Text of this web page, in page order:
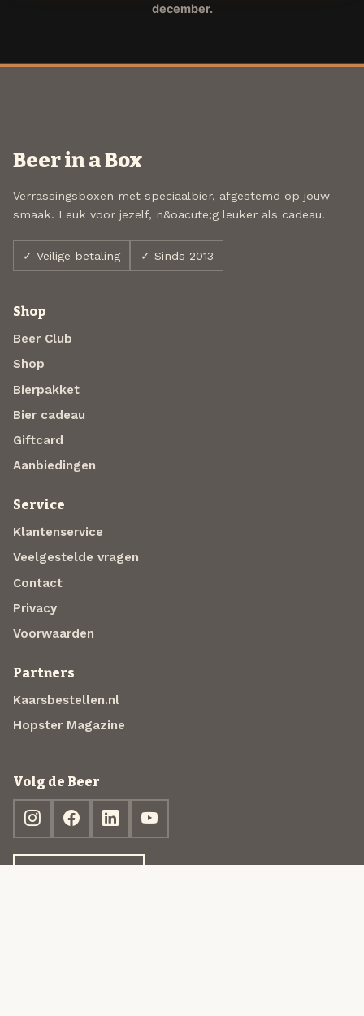
december.
Beer in a Box
Verrassingsboxen met speciaalbier, afgestemd op jouw
smaak. Leuk voor jezelf, n&oacute;g leuker als cadeau.
✓ Veilige betaling ✓ Sinds 2013
Shop
Beer Club
Shop
Bierpakket
Bier cadeau
Giftcard
Aanbiedingen
Service
Klantenservice
Veelgestelde vragen
Contact
Privacy
Voorwaarden
Partners
Kaarsbestellen.nl
Hopster Magazine
Volg de Beer